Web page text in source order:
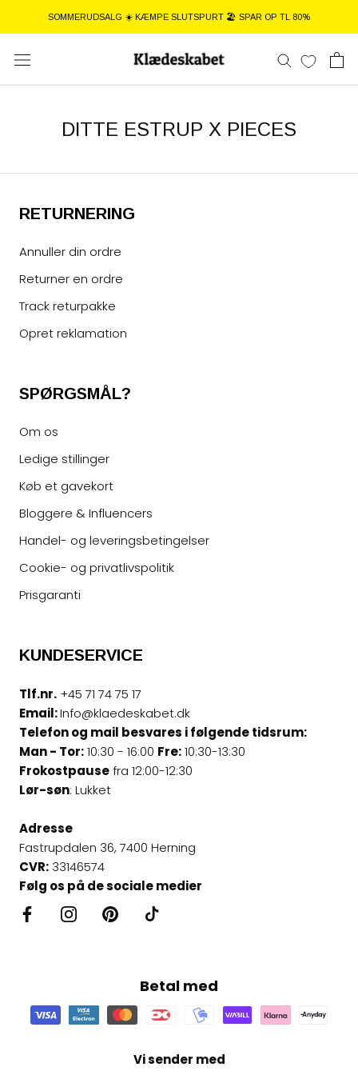
SOMMERUDSALG ☀️ KÆMPE SLUTSPURT 🏖️ SPAR OP TL 80%
DITTE ESTRUP X PIECES
RETURNERING
Annuller din ordre
Returner en ordre
Track returpakke
Opret reklamation
SPØRGSMÅL?
Om os
Ledige stillinger
Køb et gavekort
Bloggere & Influencers
Handel- og leveringsbetingelser
Cookie- og privatlivspolitik
Prisgaranti
KUNDESERVICE
Tlf.nr. +45 71 74 75 17
Email:Info@klaedeskabet.dk
Telefon og mail besvares i følgende tidsrum:
Man - Tor:10:30 - 16:00 Fre:10:30-13:30
Frokostpausefra 12:00-12:30
Lør-søn: Lukket
Adresse
Fastrupdalen 36, 7400 Herning
CVR: 33146574
Følg os på de sociale medier
Betal med
Vi sender med